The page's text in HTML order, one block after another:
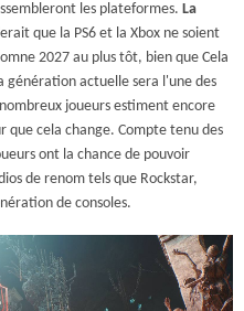
les plateformes. La
que la PS6 et la Xbox ne soient
2027 au plus tôt, bien que Cela
génération actuelle sera l'une des
joueurs estiment encore
que cela change. Compte tenu des
ont la chance de pouvoir
de renom tels que Rockstar,
de consoles.